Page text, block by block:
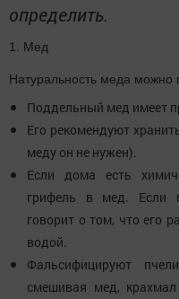
определить.
1. Мед
Натуральность меда можно
Поддельный мед имеет
Его рекомендуют
меду он не нужен).
Если дома есть
грифель в мед. Если
говорит о том, что его
водой.
Фальсифицируют
смешивая мед,